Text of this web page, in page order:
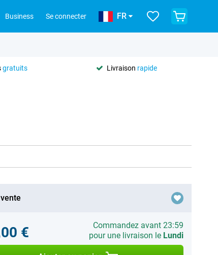
Business Se connecter FR
gratuits Livraison rapide
€
Commandez avant 23:59
pour une livraison le Lundi